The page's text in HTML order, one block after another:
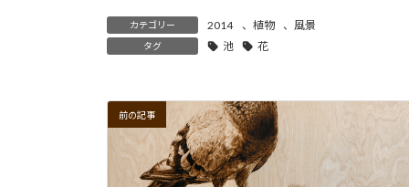
カテゴリー 2014 、 植物 、風景
タグ 池 花
前の記事